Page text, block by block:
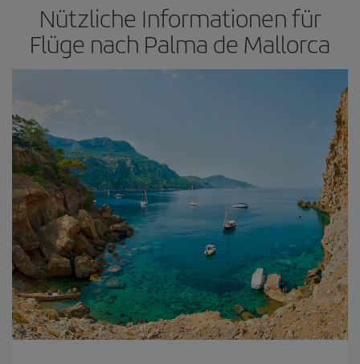
Nützliche Informationen für
Flüge nach Palma de Mallorca